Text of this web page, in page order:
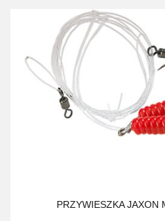
PRZYWIESZKA JAXON